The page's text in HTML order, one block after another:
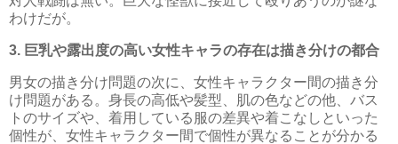
わけだが。
3. 巨乳や露出度の高い女性キャラの存在は描き分けの都合
男女の描き分け問題の次に、女性キャラクター間の描き分
け問題がある。身長の高低や髪型、肌の色などの他、バス
トのサイズや、着用している服の差異や着こなしといった
個性が、女性キャラクター間で個性が異なることが分かる